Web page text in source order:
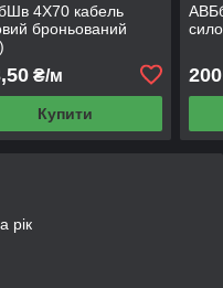
4Х70 кабель
броньований
₴/м
Купити
рік